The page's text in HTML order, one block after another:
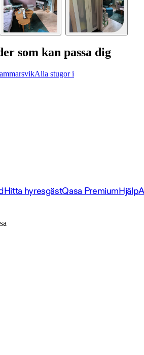
som kan passa dig
Alla stugor i
Hitta hyresgästQasa PremiumHjälp